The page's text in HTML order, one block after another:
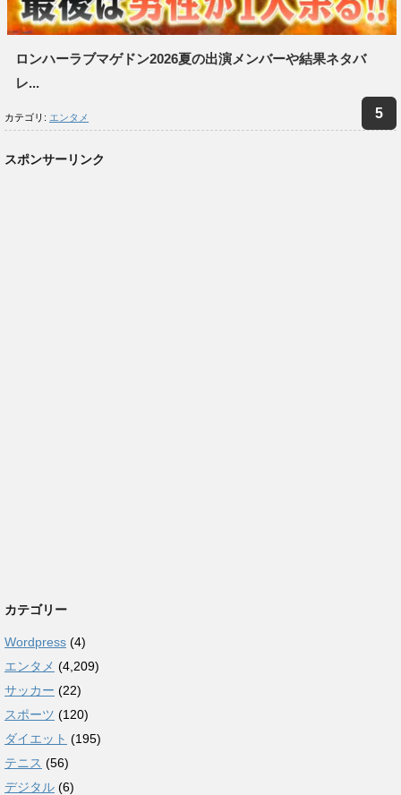
ロンハーラブマゲドン2026夏の出演メンバーや結果ネタバ
レ...
カテゴリ: エンタメ
スポンサーリンク
カテゴリー
Wordpress (4)
エンタメ (4,209)
サッカー (22)
スポーツ (120)
ダイエット (195)
テニス (56)
デジタル (6)